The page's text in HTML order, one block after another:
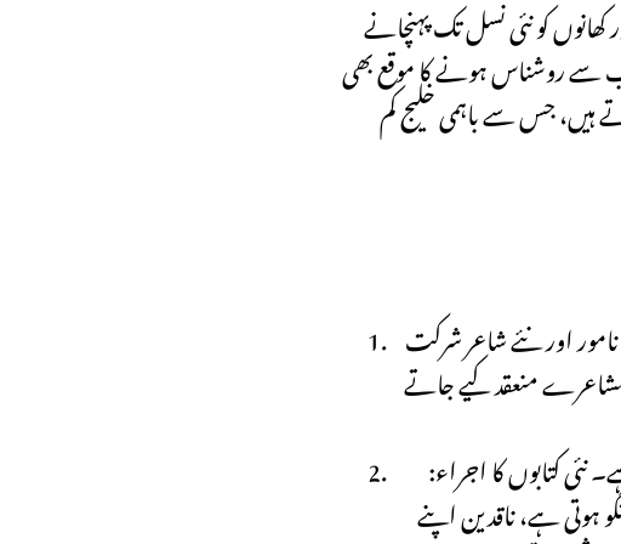
کو نئی نسل تک پہنچانے
سے روشناس ہونے کا موقع بھی
جس سے باہمی خلیج کم
اور نئے شاعر شرکت
منعقد کیے جاتے
نئی کتابوں کا اجراء:
ہوتی ہے، ناقدین اپنے